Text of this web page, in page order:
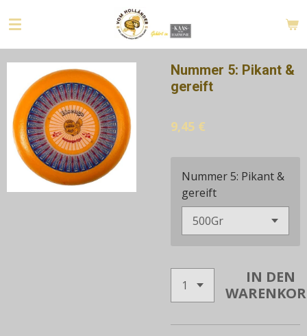
Hauptinhalt
springen
Nummer 5: Pikant &
gereift
9,45 €
Nummer 5: Pikant &
gereift
IN DEN